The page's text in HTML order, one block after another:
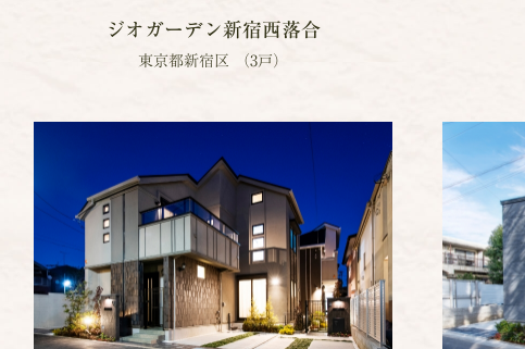
ジオガーデン新宿西落合
東京都新宿区 （3戸）